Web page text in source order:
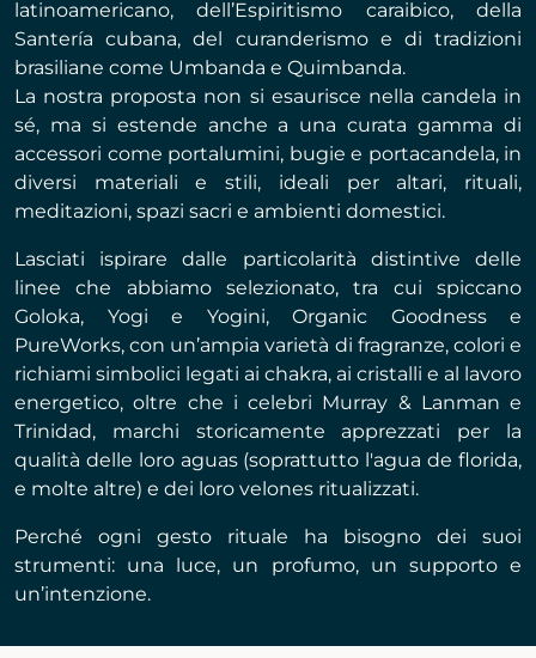
latinoamericano, dell’Espiritismo caraibico, della
Santería cubana, del curanderismo e di tradizioni
brasiliane come Umbanda e Quimbanda.
La nostra proposta non si esaurisce nella candela in
sé, ma si estende anche a una curata gamma di
accessori come portalumini, bugie e portacandela, in
diversi materiali e stili, ideali per altari, rituali,
meditazioni, spazi sacri e ambienti domestici.
Lasciati ispirare dalle particolarità distintive delle
linee che abbiamo selezionato, tra cui spiccano
Goloka, Yogi e Yogini, Organic Goodness e
PureWorks, con un’ampia varietà di fragranze, colori e
richiami simbolici legati ai chakra, ai cristalli e al lavoro
energetico, oltre che i celebri Murray & Lanman e
Trinidad, marchi storicamente apprezzati per la
qualità delle loro aguas (soprattutto l'agua de florida,
e molte altre) e dei loro velones ritualizzati.
Perché ogni gesto rituale ha bisogno dei suoi
strumenti: una luce, un profumo, un supporto e
un’intenzione.